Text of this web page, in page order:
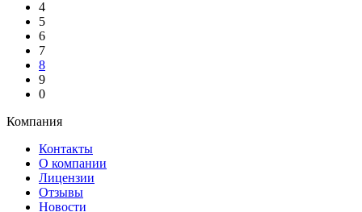
4
5
6
7
8
9
0
Компания
Контакты
О компании
Лицензии
Отзывы
Новости